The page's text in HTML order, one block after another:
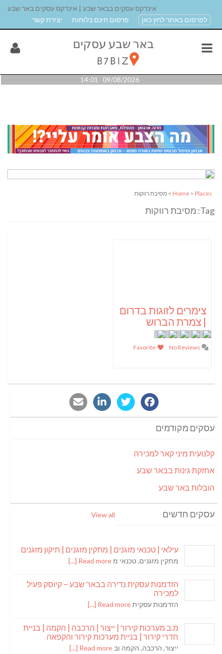
אינדקס עסקים בבאר שבע | אינדקס עסקים באר שבע
לפרסום באתר לחץ כאן
פרסום חינם בלוחות יצירת קשר
09/08/2026 14:01
Home > Places > מסיבת רווקות
Tag: מסיבת רווקות
צימרים לזוגות בדרום
| צמרת הברוש
עסקים מקודמים
קלנועית מיני קאר למכירה
אחזקת גינות בבאר שבע
הובלות באר שבע
עסקים חדשים View all
עילאי | טכנאי מזגנים | מתקין מזגנים | תיקון מזגנים
מתקין מזגנים, טכנאי מRead more [...]
הזדמנות עסקית נדירה בבאר שבע – קיוסק פעיל
למכירה
הזדמנות עסקיתRead more [...]
מ.ב מערכות קירור | ייצור | הרכבה | הקמה | בניית
חדרי קירור | בניית מערכות קירור והקפאה
ייצור, הרכבה, הקמה וב Read more [...]